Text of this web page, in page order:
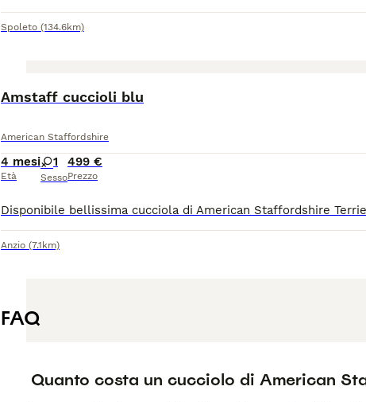
Spoleto (134.6km)
Amstaff cuccioli blu
American Staffordshire
4 mesi
Età
1
Sesso
499 €
Prezzo
Anzio (7.1km)
FAQ
Quanto costa un cucciolo di American